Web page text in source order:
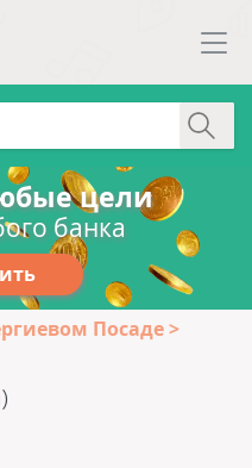
цели
банка
Посаде